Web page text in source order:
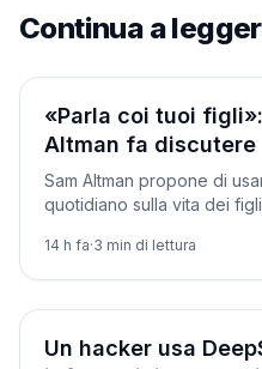
Continua a
Società
«Parla coi tuoi
Altman fa discutere
Sam Altman propone di
quotidiano sulla vita dei
relazioni.
14 h fa·3 min di lettura
Società
Un hacker usa